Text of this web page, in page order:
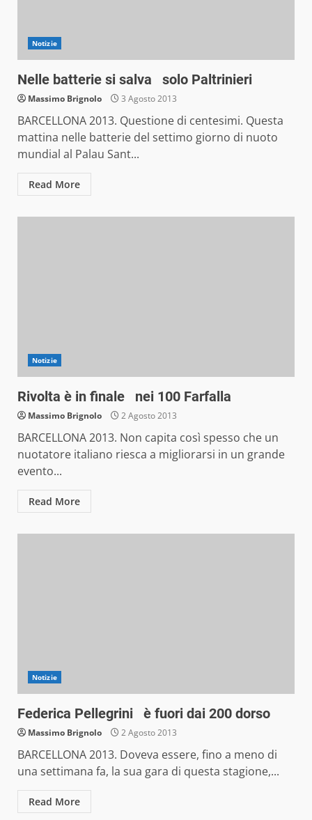
Notizie
Nelle batterie si salva solo Paltrinieri
Massimo Brignolo 3 Agosto 2013
BARCELLONA 2013. Questione di centesimi. Questa
mattina nelle batterie del settimo giorno di nuoto
mundial al Palau Sant...
Read More
Notizie
Rivolta è in finale nei 100 Farfalla
Massimo Brignolo 2 Agosto 2013
BARCELLONA 2013. Non capita così spesso che un
nuotatore italiano riesca a migliorarsi in un grande
evento...
Read More
Notizie
Federica Pellegrini è fuori dai 200 dorso
Massimo Brignolo 2 Agosto 2013
BARCELLONA 2013. Doveva essere, fino a meno di
una settimana fa, la sua gara di questa stagione,...
Read More